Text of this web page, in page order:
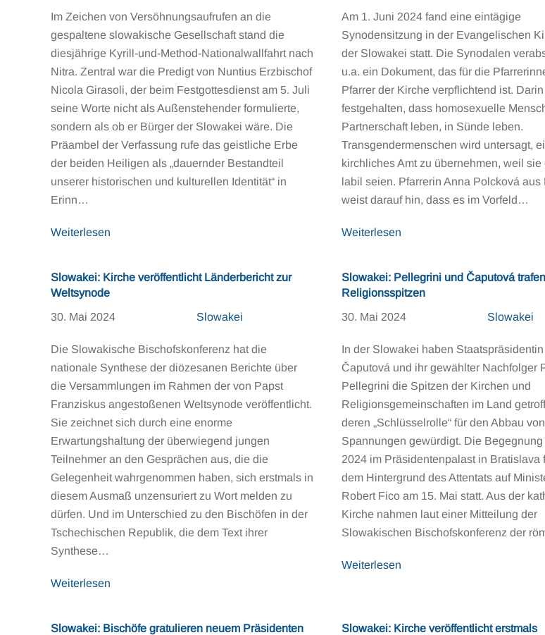
Im Zeichen von Versöhnungsaufrufen an die
gespaltene slowakische Gesellschaft stand die
diesjährige Kyrill-und-Method-Nationalwallfahrt nach
Nitra. Zentral war die Predigt von Nuntius Erzbischof
Nicola Girasoli, der beim Festgottesdienst am 5. Juli
seine Worte nicht als Außenstehender formulierte,
sondern als ob er Bürger der Slowakei wäre. Die
Präambel der Verfassung rufe das geistliche Erbe
der beiden Heiligen als „dauernder Bestandteil
unserer historischen und kulturellen Identität“ in
Erinn…
Weiterlesen
Am 1. Juni 2024 fand eine eintägige
Synodensitzung in der Evangelischen
der Slowakei statt. Die Synodalen
u.a. ein Dokument, das für die
Pfarrer der Kirche verpflichtend ist.
festgehalten, dass homosexuelle
Partnerschaft leben, in Sünde leben.
Transgendermenschen wird untersagt,
kirchliches Amt zu übernehmen, weil sie
labil seien. Pfarrerin Anna Polcková aus
weist darauf hin, dass es im Vorfeld…
Weiterlesen
Slowakei: Kirche veröffentlicht Länderbericht zur
Weltsynode
30. Mai 2024
Slowakei
Die Slowakische Bischofskonferenz hat die
nationale Synthese der diözesanen Berichte über
die Versammlungen im Rahmen der von Papst
Franziskus angestoßenen Weltsynode veröffentlicht.
Sie zeichnet sich durch eine enorme
Erwartungshaltung der überwiegend jungen
Teilnehmer an den Gesprächen aus, die die
Gelegenheit wahrgenommen haben, sich erstmals in
diesem Ausmaß unzensuriert zu Wort melden zu
dürfen. Und im Unterschied zu den Bischöfen in der
Tschechischen Republik, die dem Text ihrer
Synthese…
Weiterlesen
Slowakei: Pellegrini und Čaputová trafen
Religionsspitzen
30. Mai 2024
Slowakei
In der Slowakei haben
Čaputová und ihr gewählter Nachfolger
Pellegrini die Spitzen der Kirchen und
Religionsgemeinschaften im Land
deren „Schlüsselrolle“ für den Abbau von
Spannungen gewürdigt. Die Begegnung
2024 im Präsidentenpalast in Bratislava
dem Hintergrund des Attentats auf
Robert Fico am 15. Mai statt. Aus der
Kirche nahmen laut einer Mitteilung der
Slowakischen Bischofskonferenz der
Weiterlesen
Slowakei: Bischöfe gratulieren neuem Präsidenten
Slowakei: Kirche veröffentlicht erstmals